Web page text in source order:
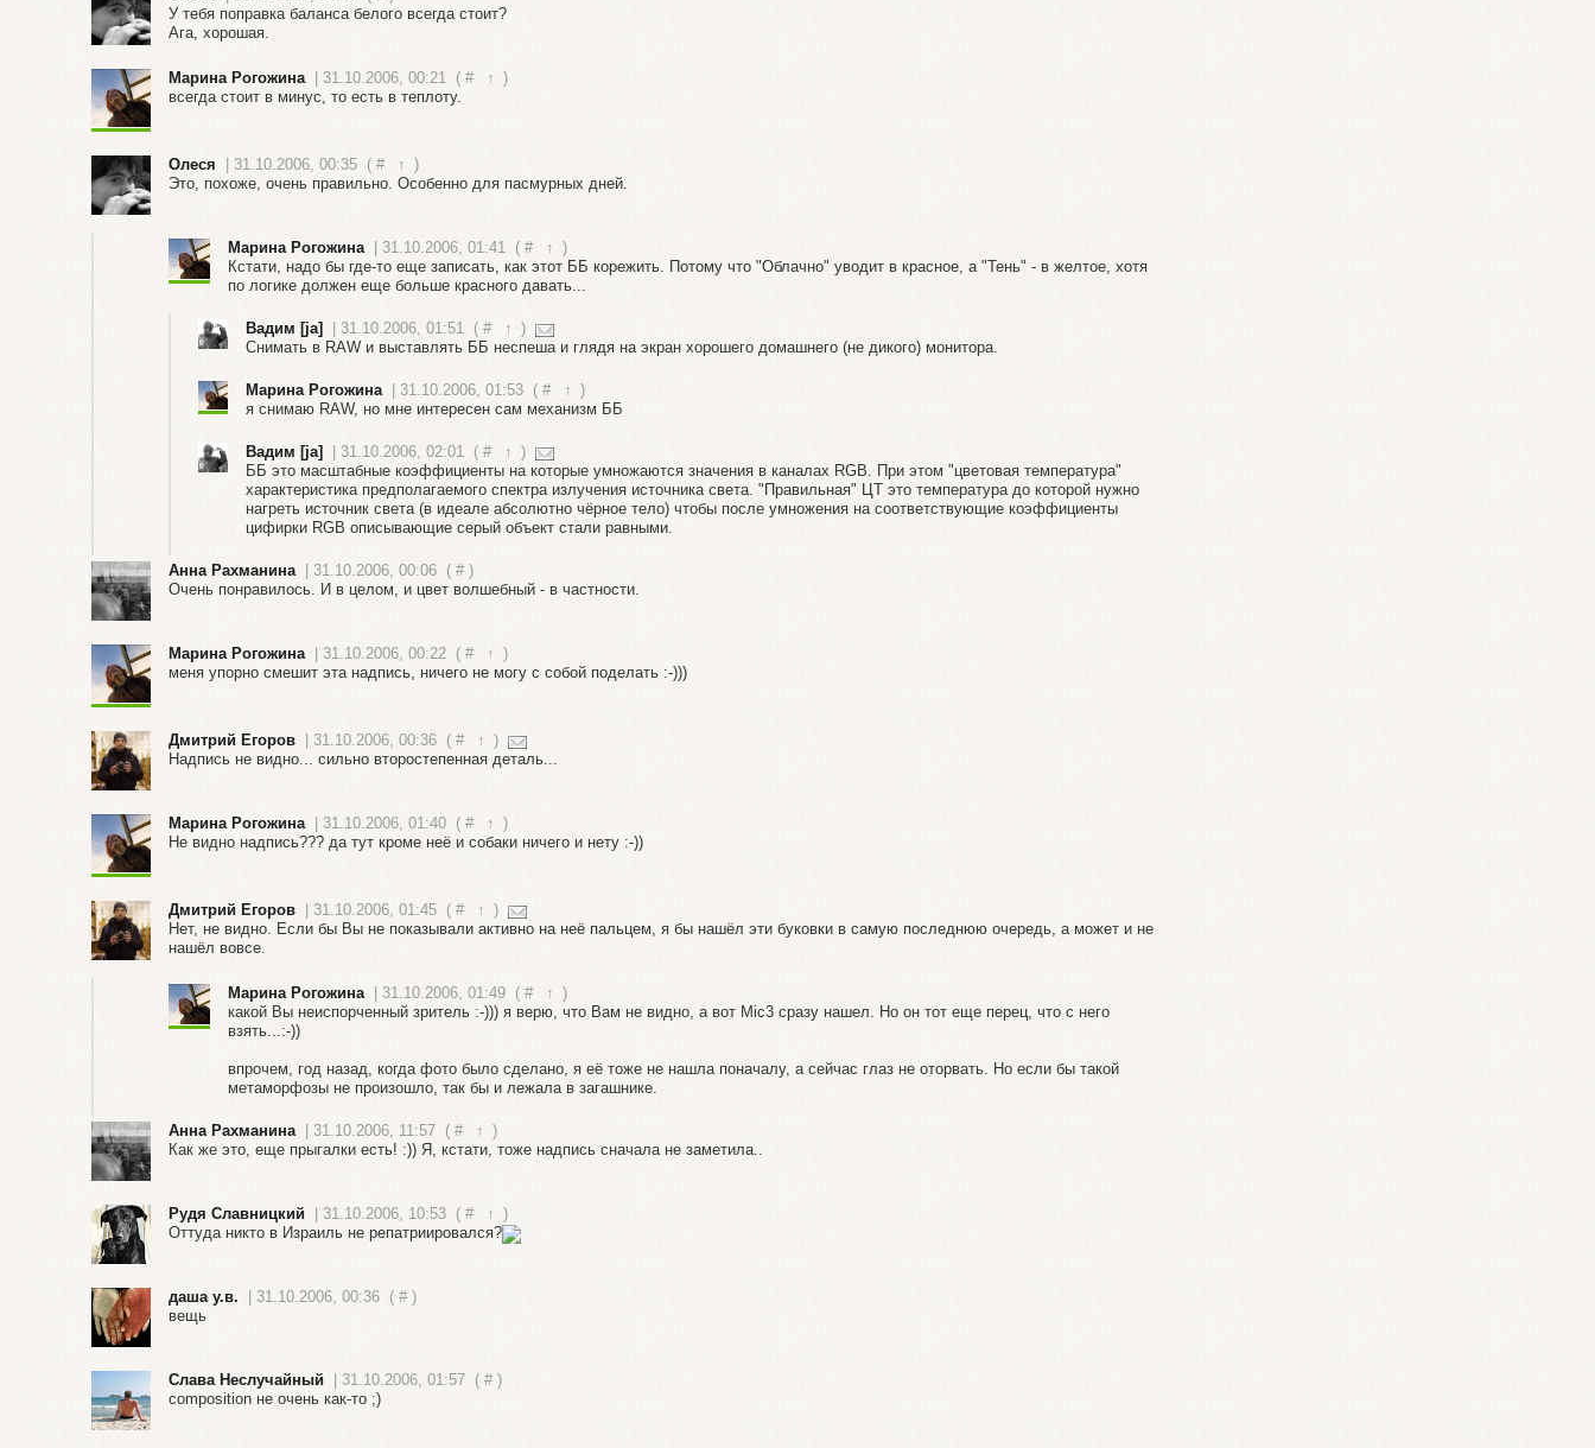
У тебя поправка баланса белого всегда стоит?
Ага, хорошая.
Марина Рогожина | 31.10.2006, 00:21 ( # ↑ )
всегда стоит в минус, то есть в теплоту.
Олеся | 31.10.2006, 00:35 ( # ↑ )
Это, похоже, очень правильно. Особенно для пасмурных дней.
Марина Рогожина | 31.10.2006, 01:41 ( # ↑ )
Кстати, надо бы где-то еще записать, как этот ББ корежить. Потому что "Облачно" уводит в красное, а "Тень" - в желтое, хотя
по логике должен еще больше красного давать...
Вадим [ja] | 31.10.2006, 01:51 ( # ↑ )
Снимать в RAW и выставлять ББ неспеша и глядя на экран хорошего домашнего (не дикого) монитора.
Марина Рогожина | 31.10.2006, 01:53 ( # ↑ )
я снимаю RAW, но мне интересен сам механизм ББ
Вадим [ja] | 31.10.2006, 02:01 ( # ↑ )
ББ это масштабные коэффициенты на которые умножаются значения в каналах RGB. При этом "цветовая температура"
характеристика предполагаемого спектра излучения источника света. "Правильная" ЦТ это температура до которой нужно
нагреть источник света (в идеале абсолютно чёрное тело) чтобы после умножения на соответствующие коэффициенты
цифирки RGB описывающие серый объект стали равными.
Анна Рахманина | 31.10.2006, 00:06 ( # )
Очень понравилось. И в целом, и цвет волшебный - в частности.
Марина Рогожина | 31.10.2006, 00:22 ( # ↑ )
меня упорно смешит эта надпись, ничего не могу с собой поделать :-)))
Дмитрий Егоров | 31.10.2006, 00:36 ( # ↑ )
Надпись не видно... сильно второстепенная деталь...
Марина Рогожина | 31.10.2006, 01:40 ( # ↑ )
Не видно надпись??? да тут кроме неё и собаки ничего и нету :-))
Дмитрий Егоров | 31.10.2006, 01:45 ( # ↑ )
Нет, не видно. Если бы Вы не показывали активно на неё пальцем, я бы нашёл эти буковки в самую последнюю очередь, а может и не
нашёл вовсе.
Марина Рогожина | 31.10.2006, 01:49 ( # ↑ )
какой Вы неиспорченный зритель :-))) я верю, что Вам не видно, а вот Мic3 сразу нашел. Но он тот еще перец, что с него
взять...:-))
впрочем, год назад, когда фото было сделано, я её тоже не нашла поначалу, а сейчас глаз не оторвать. Но если бы такой
метаморфозы не произошло, так бы и лежала в загашнике.
Анна Рахманина | 31.10.2006, 11:57 ( # ↑ )
Как же это, еще прыгалки есть! :)) Я, кстати, тоже надпись сначала не заметила..
Рудя Славницкий | 31.10.2006, 10:53 ( # ↑ )
Оттуда никто в Израиль не репатриировался?
даша у.в. | 31.10.2006, 00:36 ( # )
вещь
Слава Неслучайный | 31.10.2006, 01:57 ( # )
composition не очень как-то ;)